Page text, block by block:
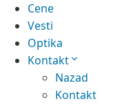
Cene
Vesti
Optika
Kontakt
Nazad
Kontakt